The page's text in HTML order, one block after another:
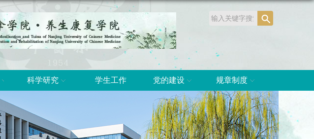
科学研究 学生工作 党的建设 规章制度